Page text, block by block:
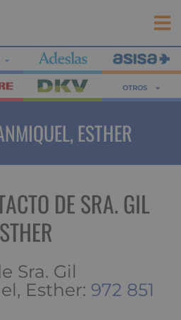
OTROS
ESTHER
DE SRA. GIL
Sra. Gil
Esther: 972 851